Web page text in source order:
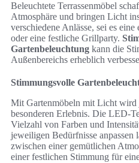
Beleuchtete Terrassenmöbel
Atmosphäre und bringen Licht
verschiedene Anlässe, sei es
oder eine festliche Grillparty.
Gartenbeleuchtung kann die
Außenbereichs erheblich
Stimmungsvolle
Mit Gartenmöbeln mit Licht wird
besonderen Erlebnis. Die LED-
Vielzahl von Farben und
jeweiligen Bedürfnisse anpassen
zwischen einer gemütlichen
einer festlichen Stimmung für